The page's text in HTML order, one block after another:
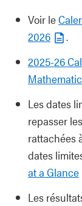
Voir le
2026
.
2025-26
Les dates
repasser
rattachées
dates
at a Glance
Les